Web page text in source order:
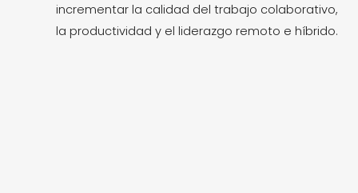
incrementar la calidad del trabajo colaborativo,
la productividad y el liderazgo remoto e híbrido.